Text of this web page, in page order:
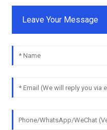
Leave Your Message